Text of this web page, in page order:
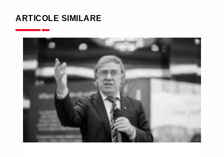
ARTICOLE SIMILARE